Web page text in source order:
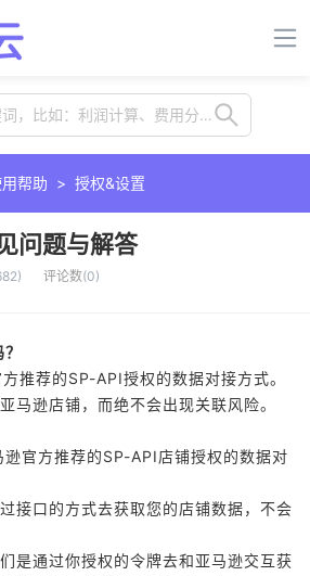
请输入检索关键词，比如：利润计算、费用分摊、插件、卡位等
帮助 > 授权&设置
问题与解答
) 评论数(0)
推荐的SP-API授权的数据对接方式。
马逊店铺，而绝不会出现关联风险。
官方推荐的SP-API店铺授权的数据对
接口的方式去获取您的店铺数据，不会
是通过你授权的令牌去和亚马逊交互获